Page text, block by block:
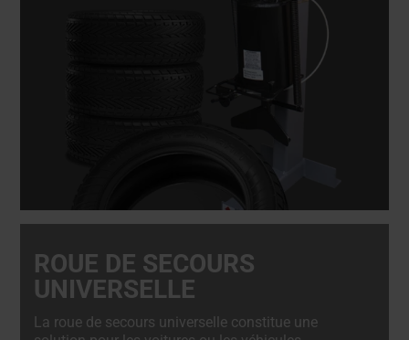
ROUE DE SECOURS
UNIVERSELLE
La roue de secours universelle constitue une